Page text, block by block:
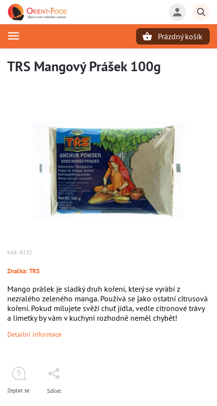
Prázdný košík
TRS Mangový Prášek 100g
Kód: 6332
Značka:TRS
Mango prášek je sladký druh koření, který se vyrábí z
nezralého zeleného manga. Používá se jako ostatní citrusová
koření. Pokud milujete svěží chuť jídla, vedle citronové trávy
a limetky by vám v kuchyni rozhodně neměl chybět!
Detailní informace
Zeptat se Sdílet